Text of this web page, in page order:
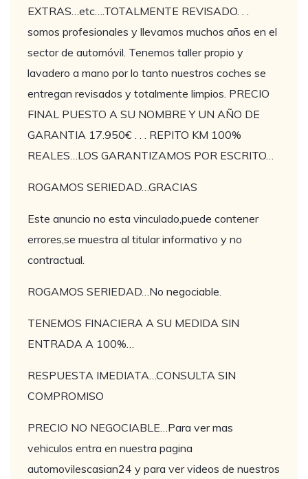
EXTRAS…etc….TOTALMENTE REVISADO. . .
somos profesionales y llevamos muchos años en el
sector de automóvil. Tenemos taller propio y
lavadero a mano por lo tanto nuestros coches se
entregan revisados y totalmente limpios. PRECIO
FINAL PUESTO A SU NOMBRE Y UN AÑO DE
GARANTIA 17.950€ . . . REPITO KM 100%
REALES…LOS GARANTIZAMOS POR ESCRITO…
ROGAMOS SERIEDAD…GRACIAS
Este anuncio no esta vinculado,puede contener
errores,se muestra al titular informativo y no
contractual.
ROGAMOS SERIEDAD…No negociable.
TENEMOS FINACIERA A SU MEDIDA SIN
ENTRADA A 100%…
RESPUESTA IMEDIATA…CONSULTA SIN
COMPROMISO
PRECIO NO NEGOCIABLE…Para ver mas
vehiculos entra en nuestra pagina
automovilescasian24 y para ver videos de nuestros